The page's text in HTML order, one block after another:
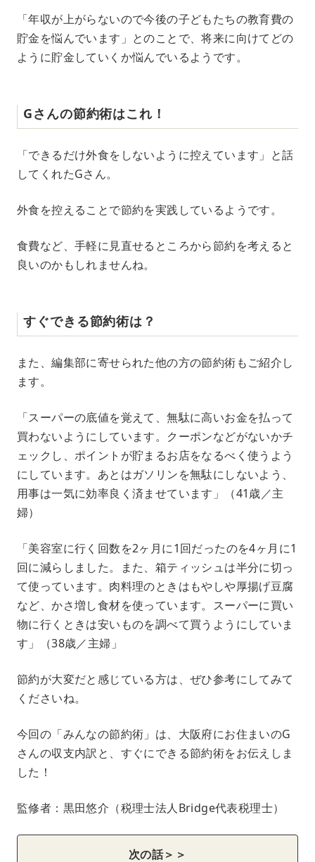
「年収が上がらないので今後の子どもたちの教育費の
貯金を悩んでいます」とのことで、将来に向けてどの
ように貯金していくか悩んでいるようです。
Gさんの節約術はこれ！
「できるだけ外食をしないように控えています」と話
してくれたGさん。
外食を控えることで節約を実践しているようです。
食費など、手軽に見直せるところから節約を考えると
良いのかもしれませんね。
すぐできる節約術は？
また、編集部に寄せられた他の方の節約術もご紹介し
ます。
「スーパーの底値を覚えて、無駄に高いお金を払って
買わないようにしています。クーポンなどがないかチ
ェックし、ポイントが貯まるお店をなるべく使うよう
にしています。あとはガソリンを無駄にしないよう、
用事は一気に効率良く済ませています」（41歳／主
婦）
「美容室に行く回数を2ヶ月に1回だったのを4ヶ月に1
回に減らしました。また、箱ティッシュは半分に切っ
て使っています。肉料理のときはもやしや厚揚げ豆腐
など、かさ増し食材を使っています。スーパーに買い
物に行くときは安いものを調べて買うようにしていま
す」（38歳／主婦」
節約が大変だと感じている方は、ぜひ参考にしてみて
くださいね。
今回の「みんなの節約術」は、大阪府にお住まいのG
さんの収支内訳と、すぐにできる節約術をお伝えしま
した！
監修者：黒田悠介（税理士法人Bridge代表税理士）
次の話＞＞